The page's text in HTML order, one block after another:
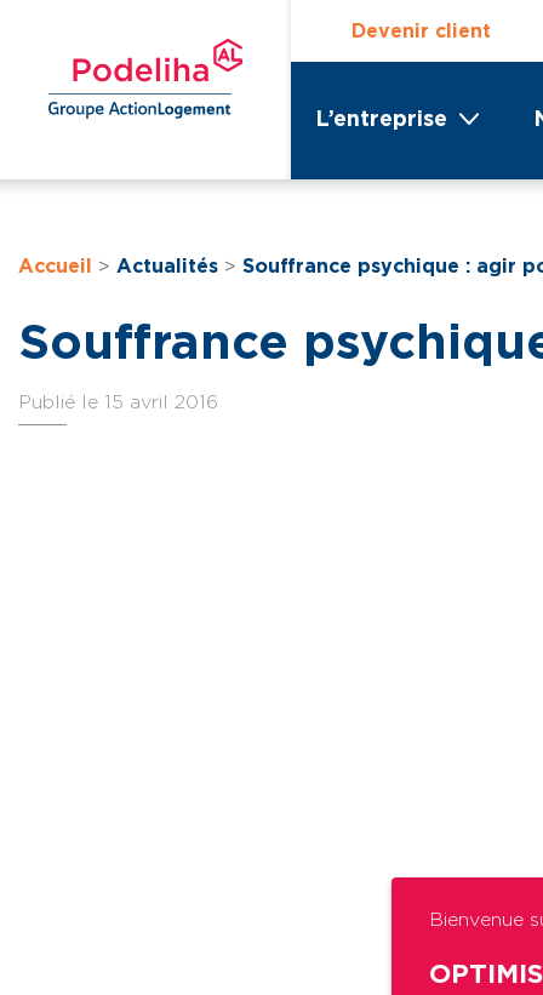
Devenir client
L’entreprise
Accueil > Actualités > Souffrance psychique : agir
Souffrance
Publié le 15 avril 2016
Bienvenue